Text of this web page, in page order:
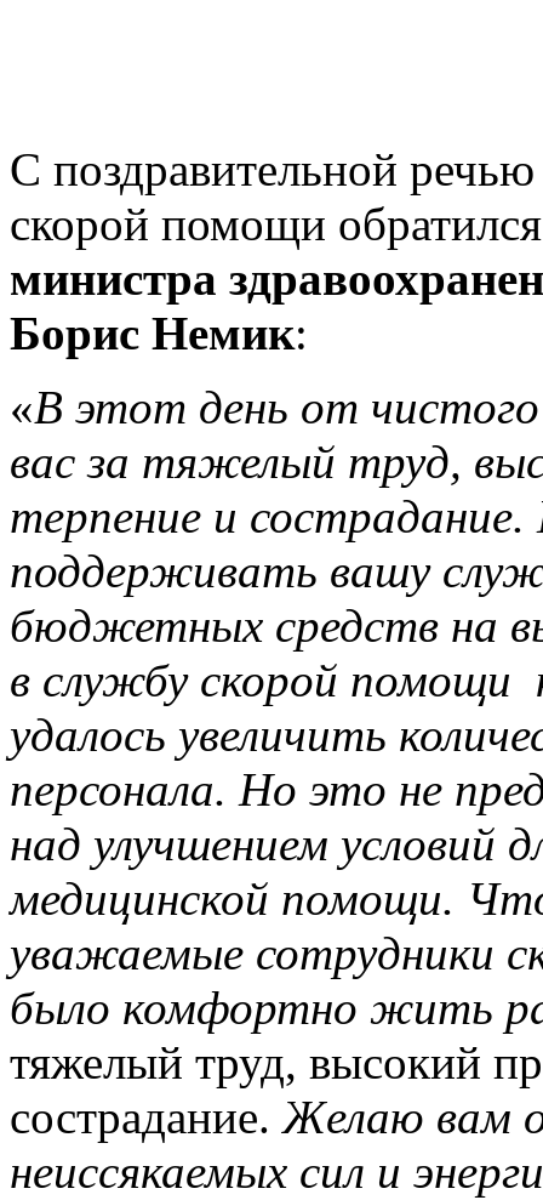
С поздравительной
скорой помощи
министра
Борис Немик:
«В этот день от чистого
вас за тяжелый труд,
терпение и
поддерживать вашу
бюджетных средств на
в службу скорой помощи
удалось увеличить
персонала. Но это не
над улучшением условий
медицинской помощи.
уважаемые сотрудники
было комфортно жить
тяжелый труд, высокий
сострадание. Желаю вам
неиссякаемых сил и